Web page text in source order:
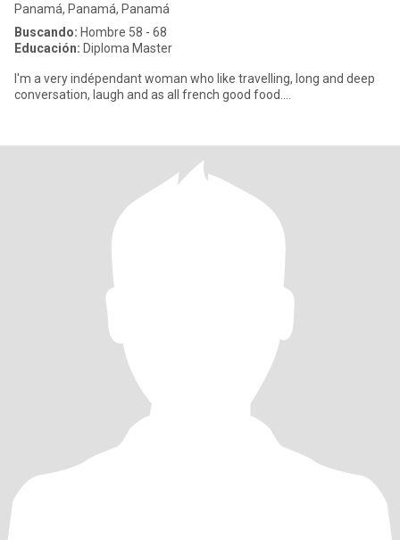
Panamá, Panamá, Panamá
Buscando: Hombre 58 - 68
Educación: Diploma Master
I'm a very indépendant woman who like travelling, long and deep
conversation, laugh and as all french good food....